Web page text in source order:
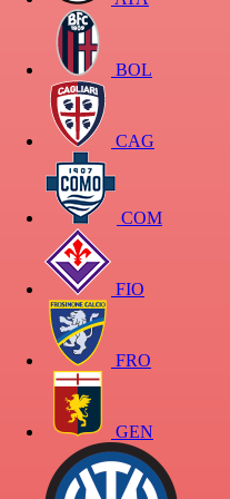
BOL
CAG
COM
FIO
FRO
GEN